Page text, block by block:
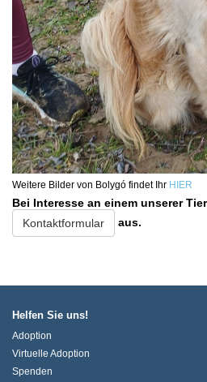
Weitere Bilder von Bolygó findet Ihr HIER
Bei Interesse an einem unserer
Kontaktformular
aus.
Helfen Sie uns!
Adoption
Virtuelle Adoption
Spenden